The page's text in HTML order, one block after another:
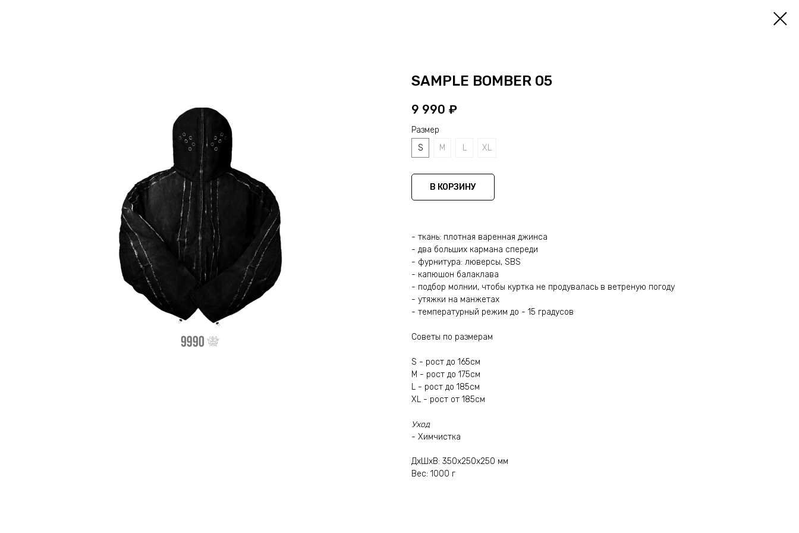
SAMPLE BOMBER 05
9 990 ₽
Размер
S
M L XL
В КОРЗИНУ
- ткань: плотная варенная джинса
- два больших кармана спереди
- фурнитура: люверсы, SBS
- капюшон балаклава
- подбор молнии, чтобы куртка не продувалась в ветреную погоду
- утяжки на манжетах
- температурный режим до - 15 градусов
Советы по размерам
S - рост до 165см
M - рост до 175см
L - рост до 185см
XL - рост от 185см
Уход
- Химчистка
ДxШxВ: 350x250x250 мм
Вес: 1000 г